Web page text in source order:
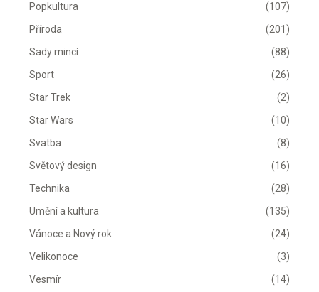
(107)
Popkultura
(201)
Příroda
(88)
Sady mincí
(26)
Sport
(2)
Star Trek
(10)
Star Wars
(8)
Svatba
(16)
Světový design
(28)
Technika
(135)
Umění a kultura
(24)
Vánoce a Nový rok
(3)
Velikonoce
(14)
Vesmír